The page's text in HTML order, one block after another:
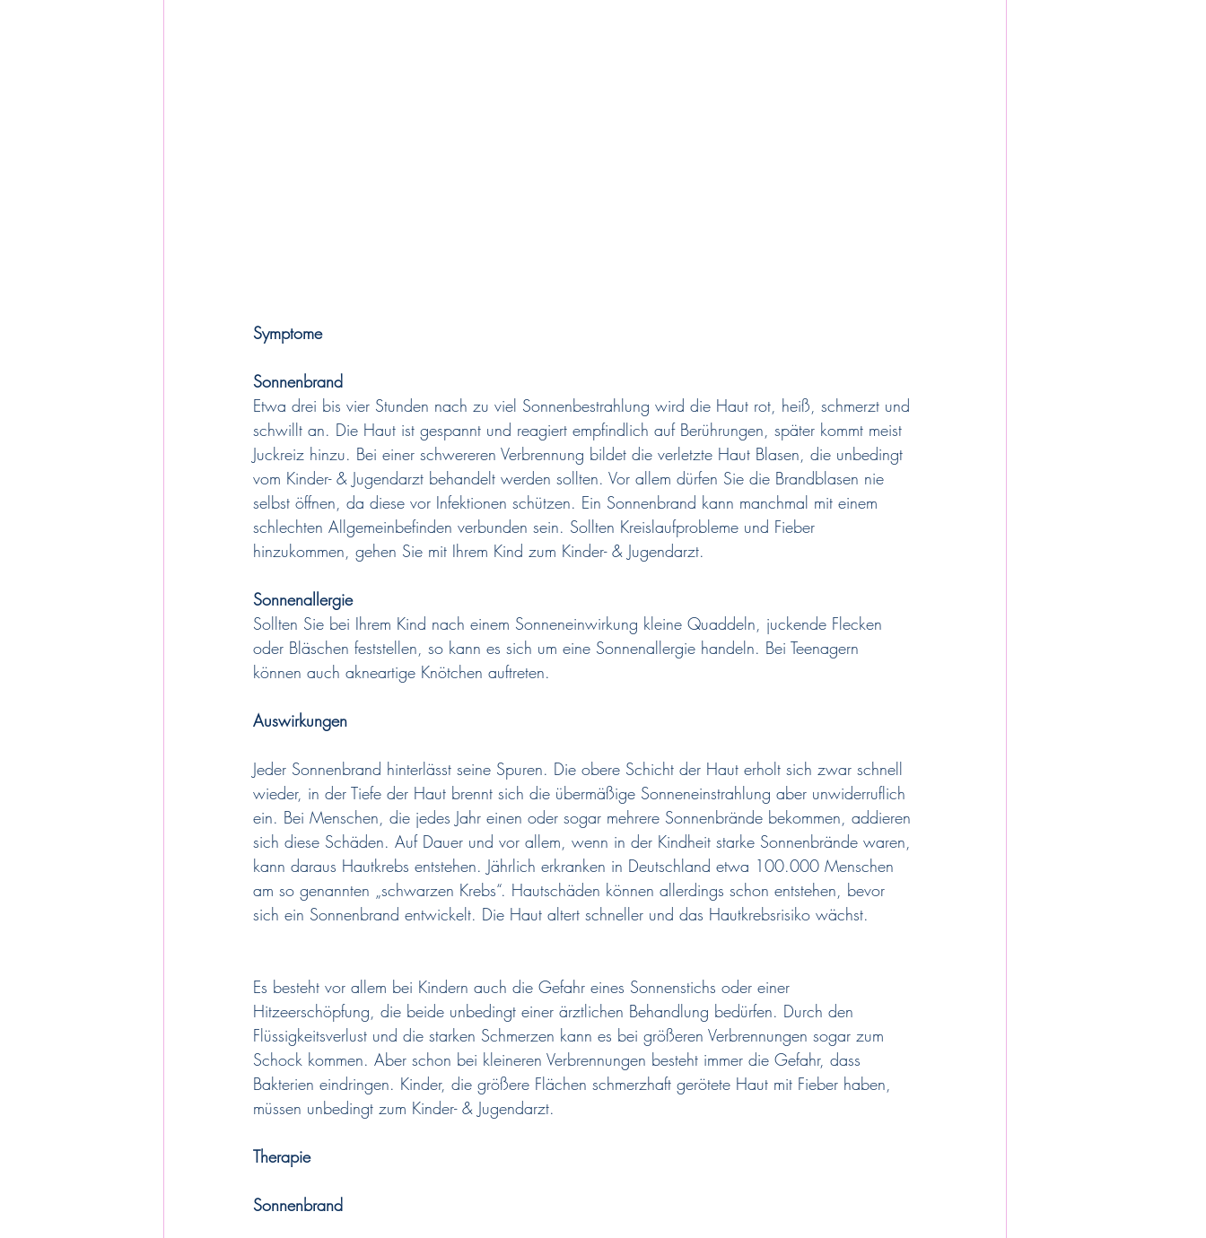
Symptome
Sonnenbrand
Etwa drei bis vier Stunden nach zu viel Sonnenbestrahlung wird die Haut rot, heiß, schmerzt und
schwillt an. Die Haut ist gespannt und reagiert empfindlich auf Berührungen, später kommt meist
Juckreiz hinzu. Bei einer schwereren Verbrennung bildet die verletzte Haut Blasen, die unbedingt
vom Kinder- & Jugendarzt behandelt werden sollten. Vor allem dürfen Sie die Brandblasen nie
selbst öffnen, da diese vor Infektionen schützen. Ein Sonnenbrand kann manchmal mit einem
schlechten Allgemeinbefinden verbunden sein. Sollten Kreislaufprobleme und Fieber
hinzukommen, gehen Sie mit Ihrem Kind zum Kinder- & Jugendarzt.
Sonnenallergie
Sollten Sie bei Ihrem Kind nach einem Sonneneinwirkung kleine Quaddeln, juckende Flecken
oder Bläschen feststellen, so kann es sich um eine Sonnenallergie handeln. Bei Teenagern
können auch akneartige Knötchen auftreten.
Auswirkungen
Jeder Sonnenbrand hinterlässt seine Spuren. Die obere Schicht der Haut erholt sich zwar schnell
wieder, in der Tiefe der Haut brennt sich die übermäßige Sonneneinstrahlung aber unwiderruflich
ein. Bei Menschen, die jedes Jahr einen oder sogar mehrere Sonnenbrände bekommen, addieren
sich diese Schäden. Auf Dauer und vor allem, wenn in der Kindheit starke Sonnenbrände waren,
kann daraus Hautkrebs entstehen. Jährlich erkranken in Deutschland etwa 100.000 Menschen
am so genannten „schwarzen Krebs“. Hautschäden können allerdings schon entstehen, bevor
sich ein Sonnenbrand entwickelt. Die Haut altert schneller und das Hautkrebsrisiko wächst.
Es besteht vor allem bei Kindern auch die Gefahr eines Sonnenstichs oder einer
Hitzeerschöpfung, die beide unbedingt einer ärztlichen Behandlung bedürfen. Durch den
Flüssigkeitsverlust und die starken Schmerzen kann es bei größeren Verbrennungen sogar zum
Schock kommen. Aber schon bei kleineren Verbrennungen besteht immer die Gefahr, dass
Bakterien eindringen. Kinder, die größere Flächen schmerzhaft gerötete Haut mit Fieber haben,
müssen unbedingt zum Kinder- & Jugendarzt.
Therapie
Sonnenbrand